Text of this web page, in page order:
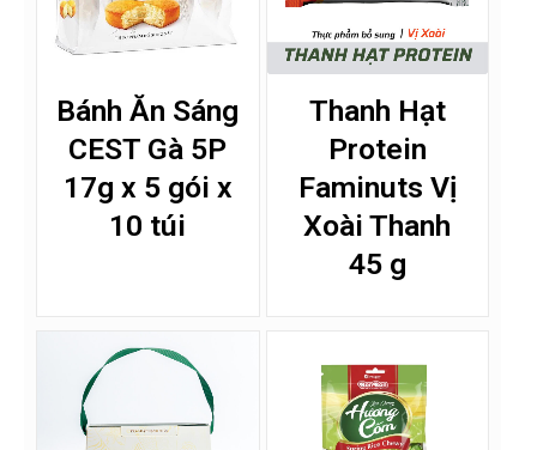
Bánh Ăn Sáng
CEST Gà 5P
17g x 5 gói x
10 túi
Thanh Hạt
Protein
Faminuts Vị
Xoài Thanh
45 g